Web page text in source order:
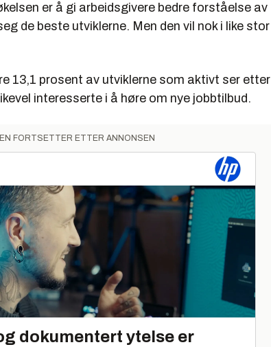
er å gi arbeidsgivere bedre forståelse av
de beste utviklerne. Men den vil nok i like stor
13,1 prosent av utviklerne som aktivt ser etter
interesserte i å høre om nye jobbtilbud.
FORTSETTER ETTER ANNONSEN
dokumentert ytelse er